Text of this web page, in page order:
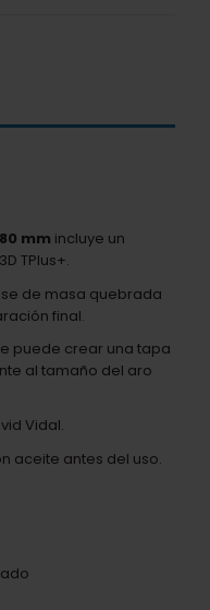
mm incluye un
TPlus+.
de masa quebrada
final.
puede crear una tapa
al tamaño del aro
Vidal.
aceite antes del uso.